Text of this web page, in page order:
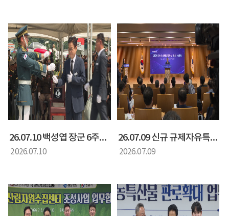
26.07.10 백성엽 장군 6주기 추모식
2026.07.10
26.07.09 신규 규제자유특구 지정 브리핑
2026.07.09